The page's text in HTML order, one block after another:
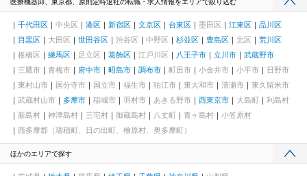
医療機器卸、東京都、原則定時退社の転職・求人情報をエリアで絞り込む
千代田区 中央区 港区 新宿区 文京区 台東区 墨田区 江東区
品川区
目黒区
大田区 世田谷区 渋谷区 中野区 杉並区 豊島区 北区
荒川区
板橋区
練馬区 足立区 葛飾区 江戸川区 八王子市 立川市
武蔵野市
三鷹市
青梅市 府中市 昭島市 調布市 町田市 小金井市 小平市
日野市
東村山市
国分寺市 国立市 福生市 狛江市 東大和市 清瀬市
東久留米市
武蔵村山市
多摩市 稲城市 羽村市 あきる野市 西東京市 大島町
利島村
新島村
神津島村 三宅村 御蔵島村 八丈町 青ヶ島村
小笠原村
西多摩郡（瑞穂町、日の出町、檜原村、奥多摩町）
ほかのエリアで探す